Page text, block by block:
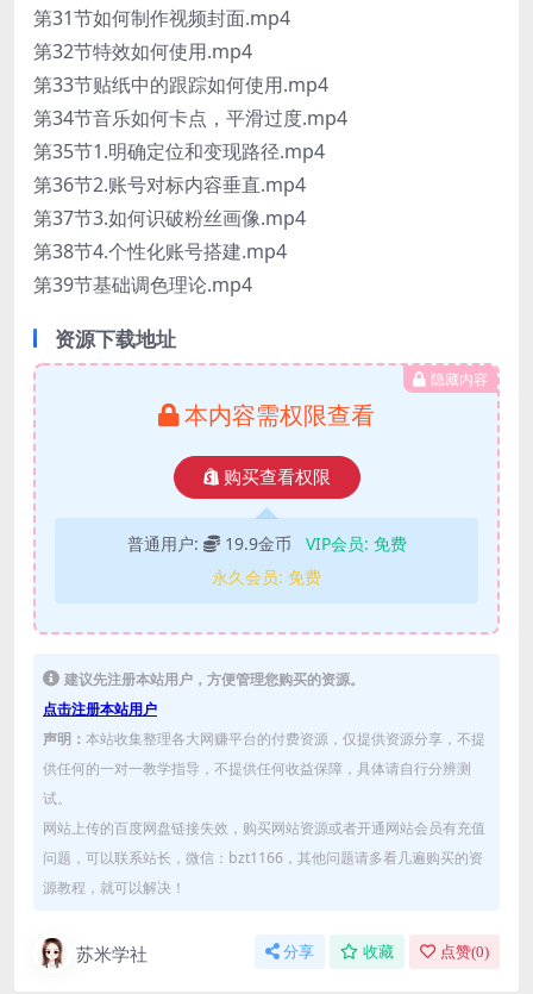
第31节如何制作视频封面.mp4
第32节特效如何使用.mp4
第33节贴纸中的跟踪如何使用.mp4
第34节音乐如何卡点，平滑过度.mp4
第35节1.明确定位和变现路径.mp4
第36节2.账号对标内容垂直.mp4
第37节3.如何识破粉丝画像.mp4
第38节4.个性化账号搭建.mp4
第39节基础调色理论.mp4
资源下载地址
隐藏内容
本内容需权限查看
购买查看权限
普通用户: 19.9金币 VIP会员: 免费
永久会员: 免费
建议先注册本站用户，方便管理您购买的资源。
点击注册本站用户
声明： 本站收集整理各大网赚平台的付费资源，仅提供资源分享，不提
供任何的一对一教学指导，不提供任何收益保障，具体请自行分辨测
试。
网站上传的百度网盘链接失效，购买网站资源或者开通网站会员有充值
问题，可以联系站长，微信：bzt1166，其他问题请多看几遍购买的资
源教程，就可以解决！
苏米学社 分享 收藏 点赞(0)